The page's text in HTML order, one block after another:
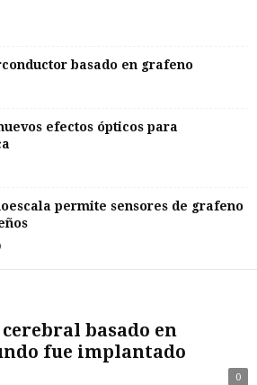
basado en grafeno
efectos ópticos para
permite sensores de grafeno
basado en
fue implantado
0